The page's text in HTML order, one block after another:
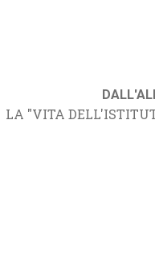
LA "VITA